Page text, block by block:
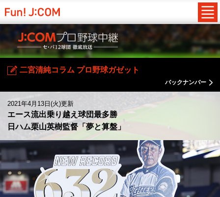
二宮清純コラム プロ野球ガゼット
バックナンバー
2021年4月13日(火)更新
エース流出乗り越え球団最多勝
日ハム栗山英樹監督「夢と算盤」